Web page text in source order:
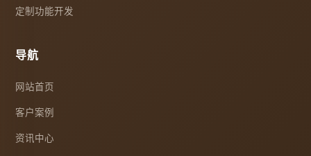
定制功能开发
导航
网站首页
客户案例
资讯中心